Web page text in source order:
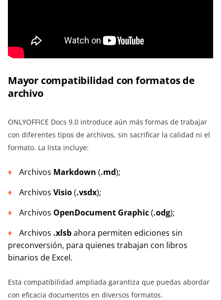
Mayor compatibilidad con formatos de
archivo
ONLYOFFICE Docs 9.0 introduce aún más formas de trabajar
con diferentes tipos de archivos, sin sacrificar la calidad ni el
formato. La lista incluye:
Archivos Markdown (.md);
Archivos Visio(.vsdx);
Archivos OpenDocument Graphic(.odg);
Archivos .xlsbahora permiten ediciones sin
preconversión, para quienes trabajan con libros
binarios de Excel.
Esta compatibilidad ampliada garantiza que puedas abordar
con eficacia documentos en diversos formatos.